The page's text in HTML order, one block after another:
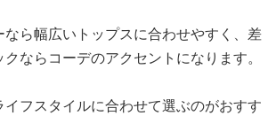
ら幅広いトップスに合わせやすく、差
ならコーデのアクセントになります。
フスタイルに合わせて選ぶのがおすす